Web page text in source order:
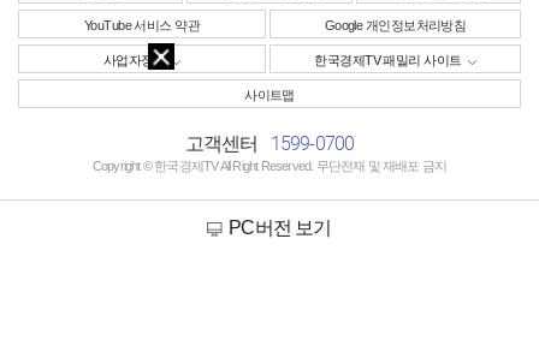
YouTube 서비스 약관 Google 개인정보처리방침
사업자정보 한국경제TV 패밀리 사이트
사이트맵
고객센터 1599-0700
Copyright © 한국경제TV All Right Reserved. 무단전재 및 재배포 금지
PC버전 보기